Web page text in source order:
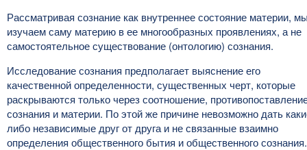
Рассматривая сознание как внутреннее состояние материи,
изучаем саму материю в ее многообразных проявлениях, а не
самостоятельное существование (онтологию) сознания.
Исследование сознания предполагает выяснение его
качественной определенности, существенных черт, которые
раскрываются только через соотношение,
сознания и материи. По этой же причине невозможно дать
либо независимые друг от друга и не связанные взаимно
определения общественного бытия и общественного сознания.